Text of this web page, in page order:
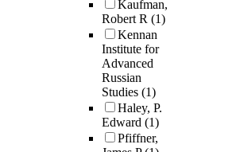
Kaufman,
Robert R (1)
Kennan
Institute for
Advanced
Russian
Studies (1)
Haley, P.
Edward (1)
Pfiffner,